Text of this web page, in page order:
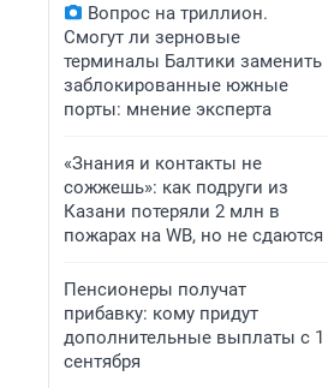
Вопрос на триллион.
Смогут ли зерновые
терминалы Балтики заменить
заблокированные южные
порты: мнение эксперта
«Знания и контакты не
сожжешь»: как подруги из
Казани потеряли 2 млн в
пожарах на WB, но не сдаются
Пенсионеры получат
прибавку: кому придут
дополнительные выплаты с 1
сентября